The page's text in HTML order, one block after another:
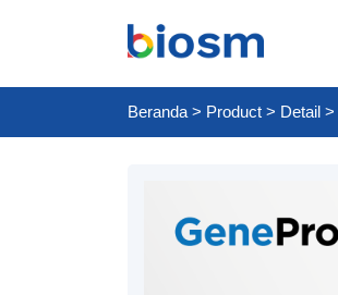
Beranda > Product > Detail >